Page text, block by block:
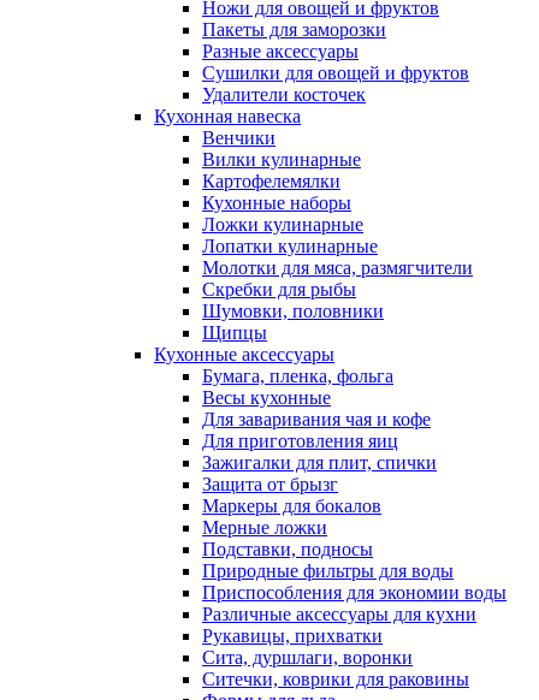
Ножи для овощей и фруктов
Пакеты для заморозки
Разные аксессуары
Сушилки для овощей и фруктов
Удалители косточек
Кухонная навеска
Венчики
Вилки кулинарные
Картофелемялки
Кухонные наборы
Ложки кулинарные
Лопатки кулинарные
Молотки для мяса, размягчители
Скребки для рыбы
Шумовки, половники
Щипцы
Кухонные аксессуары
Бумага, пленка, фольга
Весы кухонные
Для заваривания чая и кофе
Для приготовления яиц
Зажигалки для плит, спички
Защита от брызг
Маркеры для бокалов
Мерные ложки
Подставки, подносы
Природные фильтры для воды
Приспособления для экономии воды
Различные аксессуары для кухни
Рукавицы, прихватки
Сита, дуршлаги, воронки
Ситечки, коврики для раковины